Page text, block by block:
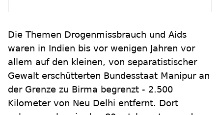
Die Themen Drogenmissbrauch und Aids
waren in Indien bis vor wenigen Jahren vor
allem auf den kleinen, von separatistischer
Gewalt erschütterten Bundesstaat Manipur an
der Grenze zu Birma begrenzt - 2.500
Kilometer von Neu Delhi entfernt. Dort